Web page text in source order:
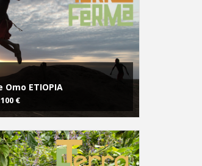
Omo ETIOPIA
€